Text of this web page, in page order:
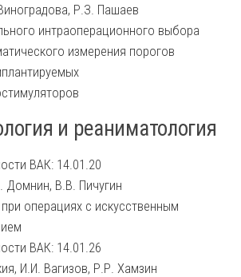
Р.З. Пашаев
интраоперационного выбора
измерения порогов
и реаниматология
ВАК: 14.01.20
Домнин, В.В. Пичугин
операциях с искусственным
ВАК: 14.01.26
И.И. Вагизов, Р.Р. Хамзин